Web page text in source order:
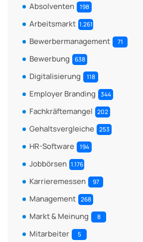
Absolventen 198
Arbeitsmarkt 1.261
Bewerbermanagement 71
Bewerbung 638
Digitalisierung 118
Employer Branding 344
Fachkräftemangel 202
Gehaltsvergleiche 253
HR-Software 194
Jobbörsen 1.176
Karrieremessen 97
Management 268
Markt & Meinung 8
Mitarbeiter 5